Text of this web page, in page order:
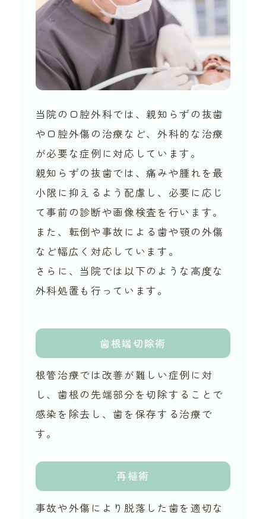
当院の口腔外科では、親知らずの抜歯
や口腔外傷の治療など、外科的な治療
が必要な症例に対応しています。
親知らずの抜歯では、痛みや腫れを最
小限に抑えるよう配慮し、必要に応じ
て事前の診断や画像検査を行います。
また、転倒や事故による歯や顎の外傷
など幅広く対応しています。
さらに、当院では以下のような高度な
外科処置も行っています。
歯根端切除術
根管治療では改善が難しい症例に対
し、歯根の先端部分を切除することで
感染を除去し、歯を保存する治療で
す。
再植術
事故や外傷により脱落した歯を適切な